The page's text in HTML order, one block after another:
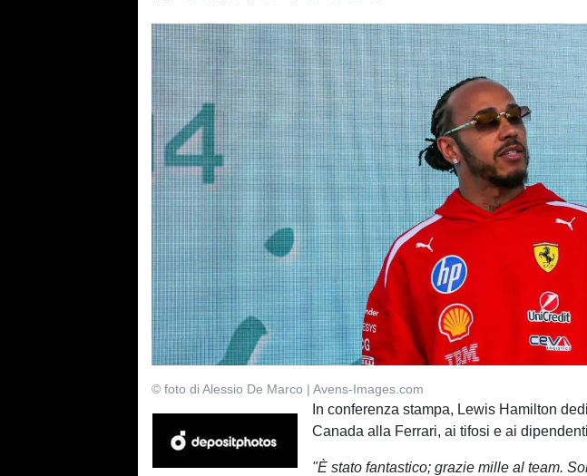
© foto di Alessio De Marco | Avens-Images.com
In conferenza stampa, Lewis Hamilton
Canada alla Ferrari, ai tifosi e ai
"È stato fantastico; grazie mille al team.